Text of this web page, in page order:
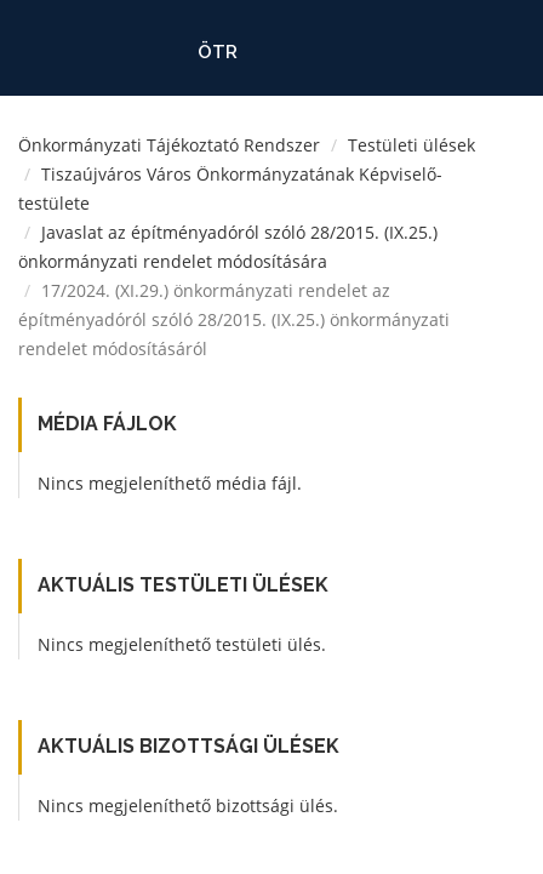
ÖTR
Önkormányzati Tájékoztató Rendszer
Testületi ülések
Tiszaújváros Város Önkormányzatának Képviselő-
testülete
Javaslat az építményadóról szóló 28/2015. (IX.25.)
önkormányzati rendelet módosítására
17/2024. (XI.29.) önkormányzati rendelet az
építményadóról szóló 28/2015. (IX.25.) önkormányzati
rendelet módosításáról
MÉDIA FÁJLOK
Nincs megjeleníthető média fájl.
AKTUÁLIS TESTÜLETI ÜLÉSEK
Nincs megjeleníthető testületi ülés.
AKTUÁLIS BIZOTTSÁGI ÜLÉSEK
Nincs megjeleníthető bizottsági ülés.